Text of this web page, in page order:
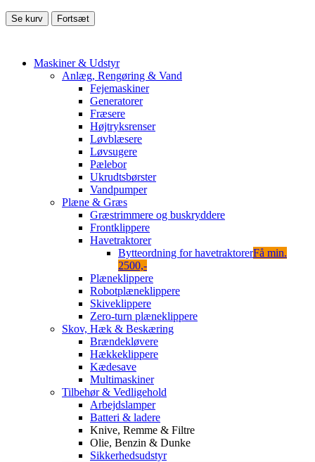
Se kurv Fortsæt
Maskiner & Udstyr
Anlæg, Rengøring & Vand
Fejemaskiner
Generatorer
Fræsere
Højtryksrenser
Løvblæsere
Løvsugere
Pælebor
Ukrudtsbørster
Vandpumper
Plæne & Græs
Græstrimmere og buskryddere
Frontklippere
Havetraktorer
Bytteordning for havetraktorerFå min.
2500,-
Plæneklippere
Robotplæneklippere
Skiveklippere
Zero-turn plæneklippere
Skov, Hæk & Beskæring
Brændekløvere
Hækkeklippere
Kædesave
Multimaskiner
Tilbehør & Vedligehold
Arbejdslamper
Batteri & ladere
Knive, Remme & Filtre
Olie, Benzin & Dunke
Sikkerhedsudstyr